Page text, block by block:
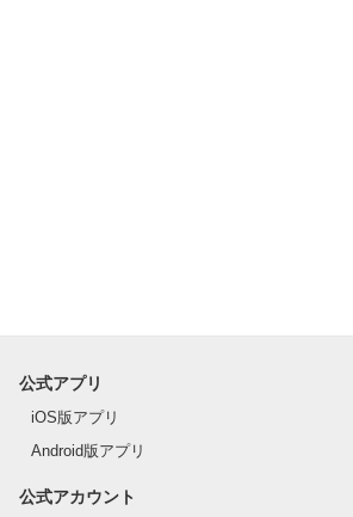
公式アプリ
iOS版アプリ
Android版アプリ
公式アカウント